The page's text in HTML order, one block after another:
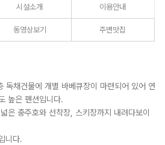
시설소개 이용안내
동영상보기 주변맛집
독채건물에 개별 바베큐장이 마련되어 있어 연
높은 펜션입니다.
은 충주호와 선착장, 스키장까지 내려다보이
니다.